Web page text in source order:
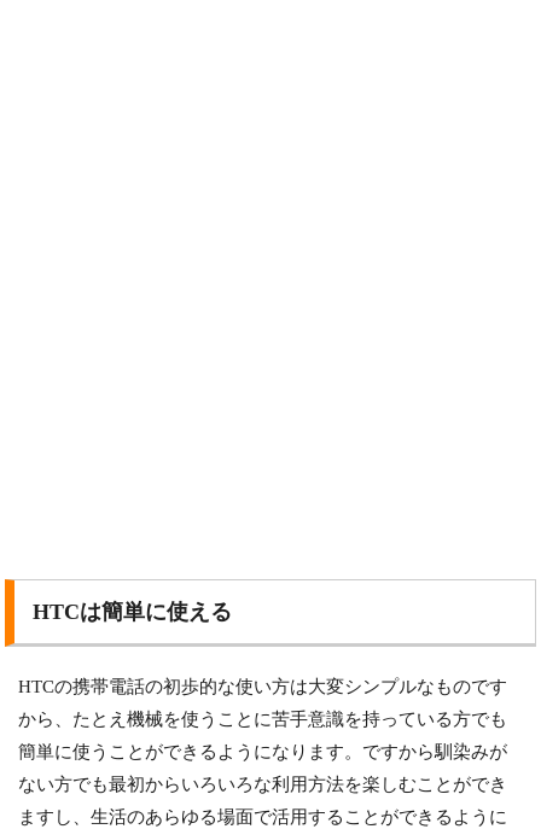
HTCは簡単に使える
HTCの携帯電話の初歩的な使い方は大変シンプルなものです
から、たとえ機械を使うことに苦手意識を持っている方でも
簡単に使うことができるようになります。ですから馴染みが
ない方でも最初からいろいろな利用方法を楽しむことができ
ますし、生活のあらゆる場面で活用することができるように